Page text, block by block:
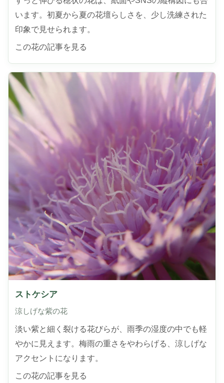
います。初夏から夏の花壇らしさを、少し洗練された
印象で見せられます。
この花の記事を見る
ストケシア
涼しげな紫の花
淡い紫と細く裂ける花びらが、雨季の湿度の中でも軽
やかに見えます。梅雨の重さをやわらげる、涼しげな
アクセントになります。
この花の記事を見る